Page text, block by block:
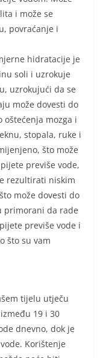
i može se
povraćanje i
hidratacije je
soli i uzrokuje
uzrokujući da se
može dovesti do
oštećenja mozga i
stopala, ruke i
što može
previše vode,
rezultirati niskim
može dovesti do
primorani da rade
previše vode i
što su vam
tijelu utječu
19 i 30
dnevno, dok je
Korištenje